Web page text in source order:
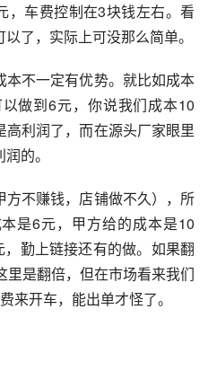
，车费控制在3块钱左右。看
了，实际上可没那么简单。
不一定有优势。就比如成本
做到6元，你说我们成本10
利润了，而在源头厂家眼里
的。
不赚钱，店铺做不久），所
是6元，甲方给的成本是10
勤上链接还有的做。如果翻
是翻倍，但在市场看来我们
来开车，能出单才怪了。